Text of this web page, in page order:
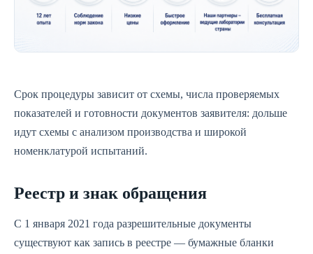
Срок процедуры зависит от схемы, числа проверяемых
показателей и готовности документов заявителя: дольше
идут схемы с анализом производства и широкой
номенклатурой испытаний.
Реестр и знак обращения
С 1 января 2021 года разрешительные документы
существуют как запись в реестре — бумажные бланки